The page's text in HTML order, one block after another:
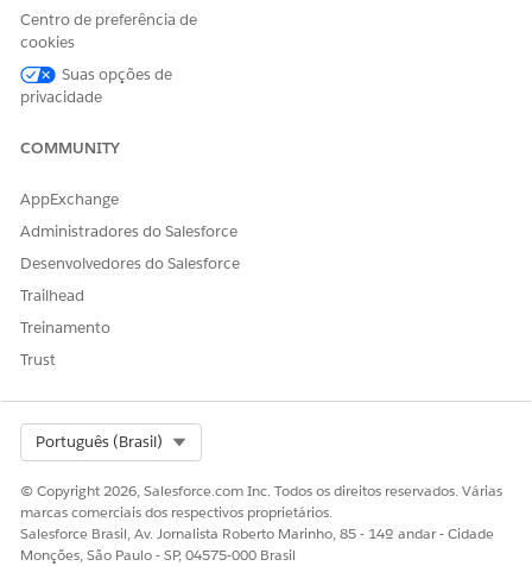
ESTE ARTIGO RESOLVEU SEU PROBLEMA?
Centro de preferência de
cookies
Suas opções de
privacidade
COMMUNITY
AppExchange
Administradores do Salesforce
Desenvolvedores do Salesforce
Trailhead
Treinamento
Trust
Português (Brasil)
© Copyright 2026, Salesforce.com Inc. Todos os direitos reservados. Várias
marcas comerciais dos respectivos proprietários.
Salesforce Brasil, Av. Jornalista Roberto Marinho, 85 - 14º andar - Cidade
Monções, São Paulo - SP, 04575-000 Brasil